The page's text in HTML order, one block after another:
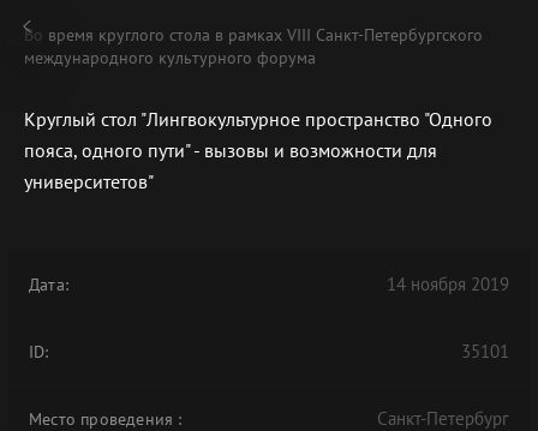
В АРХИВЕ
Во время круглого стола в рамках VIII Санкт-Петербургского
международного культурного форума
Круглый стол "Лингвокультурное пространство "Одного
пояса, одного пути" - вызовы и возможности для
университетов"
Дата: 14 ноября 2019
ID: 35101
Место проведения : Санкт-Петербург